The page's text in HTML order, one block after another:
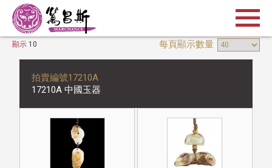
顯示 10 每頁顯示數量
拍賣編號17210A
17210A 中國玉器